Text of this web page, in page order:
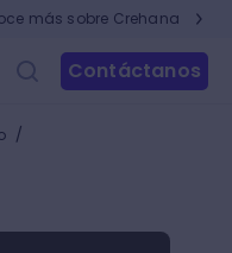
más sobre Crehana
Contáctanos
/
de Personal en